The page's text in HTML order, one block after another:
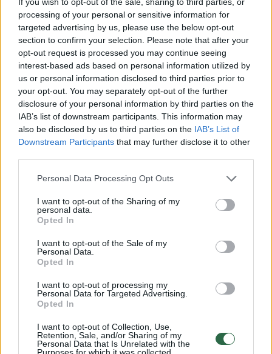
processing of your personal or sensitive information for
targeted advertising by us, please use the below opt-out
section to confirm your selection. Please note that after your
opt-out request is processed you may continue seeing
interest-based ads based on personal information utilized by
us or personal information disclosed to third parties prior to
your opt-out. You may separately opt-out of the further
disclosure of your personal information by third parties on the
IAB’s list of downstream participants. This information may
also be disclosed by us to third parties on the IAB’s List of
Downstream Participants that may further disclose it to other
Personal Data Processing Opt Outs
I want to opt-out of the Sharing of my
personal data.
Opted In
I want to opt-out of the Sale of my
Personal Data.
Opted In
I want to opt-out of processing my
Personal Data for Targeted Advertising.
Opted In
I want to opt-out of Collection, Use,
Retention, Sale, and/or Sharing of my
Personal Data that Is Unrelated with the
Purposes for which it was collected.
klaida.
View this post on Instagram
A post shared by Muluh Sonita (@sonita_ml)